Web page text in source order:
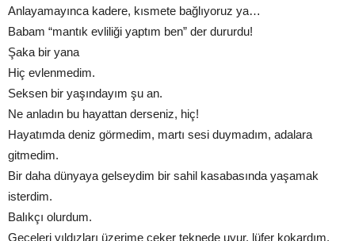
Anlayamayınca kadere, kısmete bağlıyoruz ya…
Babam “mantık evliliği yaptım ben” der dururdu!
Şaka bir yana
Hiç evlenmedim.
Seksen bir yaşındayım şu an.
Ne anladın bu hayattan derseniz, hiç!
Hayatımda deniz görmedim, martı sesi duymadım, adalara
gitmedim.
Bir daha dünyaya gelseydim bir sahil kasabasında yaşamak
isterdim.
Balıkçı olurdum.
Geceleri yıldızları üzerime çeker teknede uyur, lüfer kokardım.